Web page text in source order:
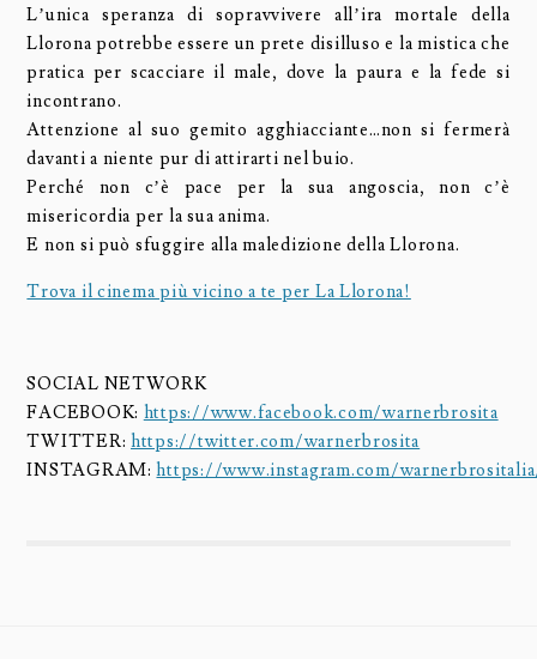
L’unica speranza di sopravvivere all’ira mortale della
Llorona potrebbe essere un prete disilluso e la mistica che
pratica per scacciare il male, dove la paura e la fede si
incontrano.
Attenzione al suo gemito agghiacciante…non si fermerà
davanti a niente pur di attirarti nel buio.
Perché non c’è pace per la sua angoscia, non c’è
misericordia per la sua anima.
E non si può sfuggire alla maledizione della Llorona.
Trova il cinema più vicino a te per La Llorona!
SOCIAL NETWORK
FACEBOOK: https://www.facebook.com/warnerbrosita
TWITTER:https://twitter.com/warnerbrosita
INSTAGRAM:https://www.instagram.com/